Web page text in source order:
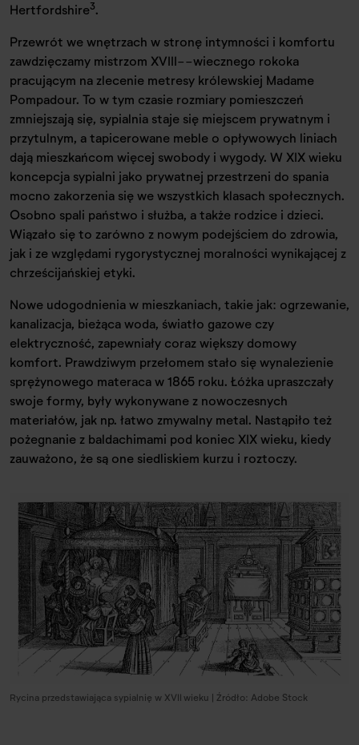
Hertfordshire3.
Przewrót we wnętrzach w stronę intymności i komfortu
zawdzięczamy mistrzom XVIII--wiecznego rokoka
pracującym na zlecenie metresy królewskiej Madame
Pompadour. To w tym czasie rozmiary pomieszczeń
zmniejszają się, sypialnia staje się miejscem prywatnym i
przytulnym, a tapicerowane meble o opływowych liniach
dają mieszkańcom więcej swobody i wygody. W XIX wieku
koncepcja sypialni jako prywatnej przestrzeni do spania
mocno zakorzenia się we wszystkich klasach społecznych.
Osobno spali państwo i służba, a także rodzice i dzieci.
Wiązało się to zarówno z nowym podejściem do zdrowia,
jak i ze względami rygorystycznej moralności wynikającej z
chrześcijańskiej etyki.
Nowe udogodnienia w mieszkaniach, takie jak: ogrzewanie,
kanalizacja, bieżąca woda, światło gazowe czy
elektryczność, zapewniały coraz większy domowy
komfort. Prawdziwym przełomem stało się wynalezienie
sprężynowego materaca w 1865 roku. Łóżka upraszczały
swoje formy, były wykonywane z nowoczesnych
materiałów, jak np. łatwo zmywalny metal. Nastąpiło też
pożegnanie z baldachimami pod koniec XIX wieku, kiedy
zauważono, że są one siedliskiem kurzu i roztoczy.
Rycina przedstawiająca sypialnię w XVII wieku | Źródło: Adobe Stock